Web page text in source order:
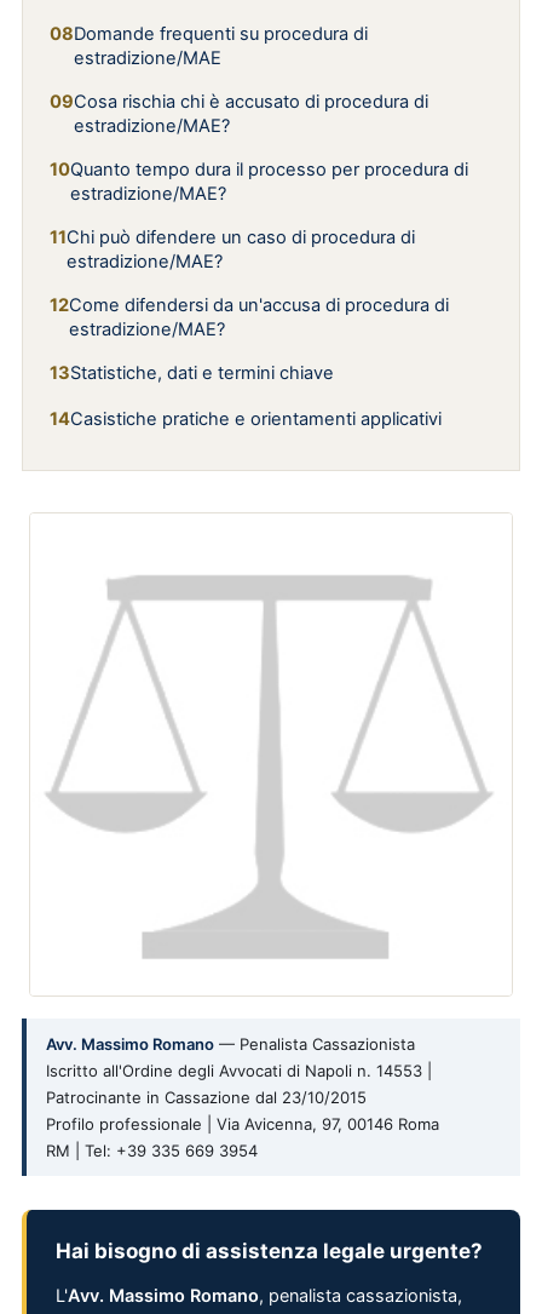
Domande frequenti su procedura di
estradizione/MAE
Cosa rischia chi è accusato di procedura di
estradizione/MAE?
Quanto tempo dura il processo per procedura di
estradizione/MAE?
Chi può difendere un caso di procedura di
estradizione/MAE?
Come difendersi da un'accusa di procedura di
estradizione/MAE?
Statistiche, dati e termini chiave
Casistiche pratiche e orientamenti applicativi
Avv. Massimo Romano — Penalista Cassazionista
Iscritto all'Ordine degli Avvocati di Napoli n. 14553 |
Patrocinante in Cassazione dal 23/10/2015
Profilo professionale | Via Avicenna, 97, 00146 Roma
RM | Tel: +39 335 669 3954
Hai bisogno di assistenza legale urgente?
L'Avv. Massimo Romano, penalista cassazionista,